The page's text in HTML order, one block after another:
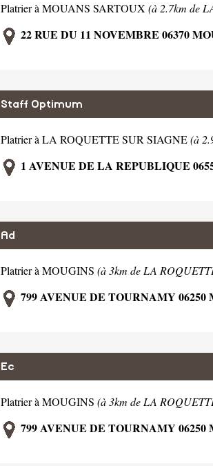
Platrier à MOUANS SARTOUX (à 2.7km de
22 RUE DU 11 NOVEMBRE 06370
Staff Optimum
Platrier à LA ROQUETTE SUR SIAGNE(à
1 AVENUE DE LA REPUBLIQUE
Ad
Platrier à MOUGINS (à 3km de LA
799 AVENUE DE TOURNAMY 06250
Ec
Platrier à MOUGINS (à 3km de LA
799 AVENUE DE TOURNAMY 06250